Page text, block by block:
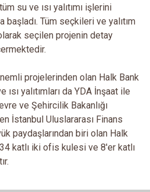
su ve ısı yalıtımı işlerini
başladı. Tüm seçkileri ve yalıtım
seçilen projenin detay
projelerinden olan Halk Bank
yalıtımları da YDA İnşaat ile
ve Şehircilik Bakanlığı
İstanbul Uluslararası Finans
paydaşlarından biri olan Halk
katlı iki ofis kulesi ve 8'er katlı